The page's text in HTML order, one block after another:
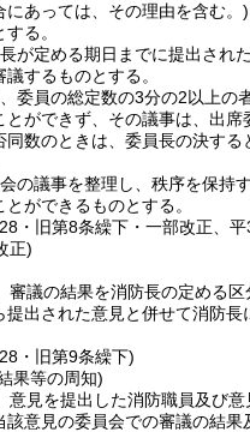
にあっては、その理由を含む。)
る。
が定める期日までに提出され
するものとする。
委員の総定数の3分の2以上の
とができず、その議事は、出席
同数のときは、委員長の決する
の議事を整理し、秩序を保持
ができるものとする。
・旧第8条繰下・一部改正、平
正)
審議の結果を消防長の定める区
提出された意見と併せて消防長
・旧第9条繰下)
果等の周知)
意見を提出した消防職員及び意
該意見の委員会での審議の結果